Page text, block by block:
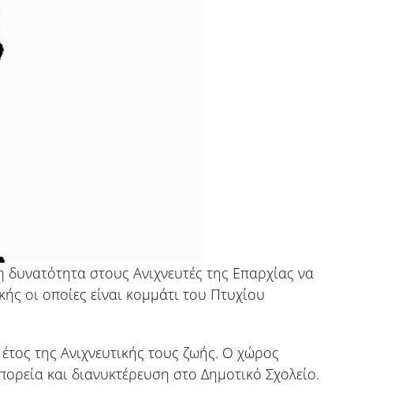
στους Ανιχνευτές της Επαρχίας να
οι οποίες είναι κομμάτι του Πτυχίου
της Ανιχνευτικής τους ζωής. Ο χώρος
και διανυκτέρευση στο Δημοτικό Σχολείο.